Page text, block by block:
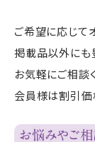
ご希望に応じて
掲載品以外にも
お気軽にご相談
会員様は割引価